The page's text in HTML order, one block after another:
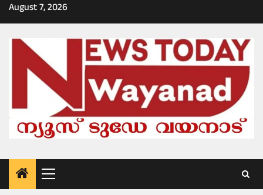
Skip
to
August 7, 2026
Primary
Menu